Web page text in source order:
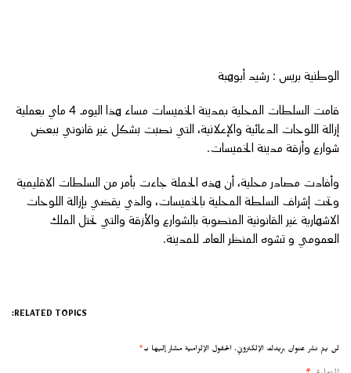
الوطنية بريس : رشيد أبوهبة
قامت السلطات المحلية بمدينة الخميسات مساء هذا اليوم 4 ماي بعملية
إزالة اللوحات الدعائية والإعلانية، التي نصبت بشكل غير قانوني ببعض
شوارع وأزقة مدينة الخميسات.
وأفادت مصادر محلية، أن هذه الحملة جاءت بأمر من السلطات الاقليمية
وتحت إشراف السلطة المحلية بالخميسات، والذي يقضي بإزالة اللوحات
الاشهارية غير القانونية المنصوبة بالشوارع والأزقة والتي تحتل الملك
العمومي و تشوه المنظر العام للمدينة.
RELATED TOPICS:
لن يتم نشر عنوان بريدك الإلكتروني. الحقول الإلزامية مشار إليها بـ*